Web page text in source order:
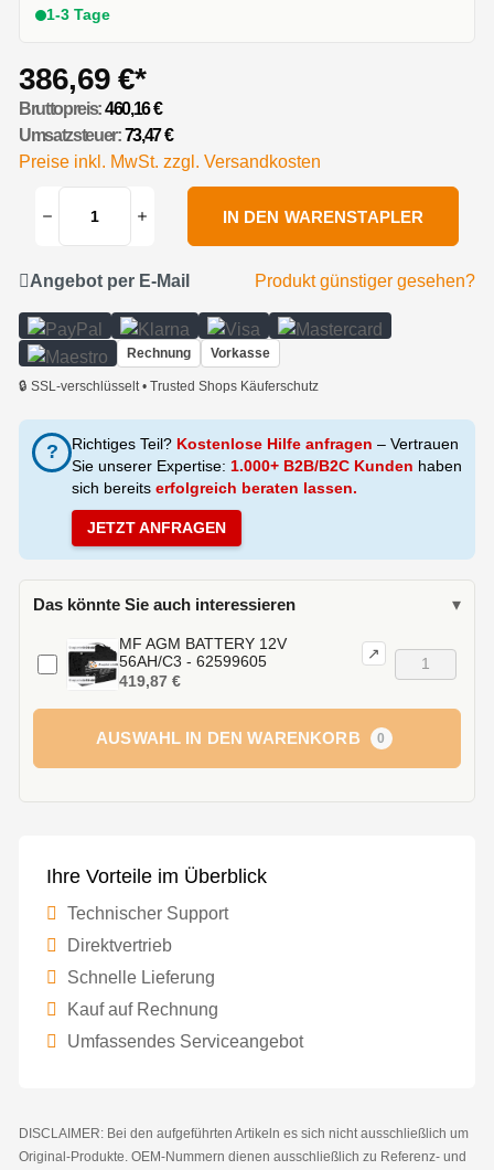
1-3 Tage
386,69 €*
Bruttopreis:460,16 €
Umsatzsteuer:73,47 €
Preise inkl. MwSt. zzgl. Versandkosten
IN DEN WARENSTAPLER
Angebot per E-Mail Produkt günstiger gesehen?
Rechnung Vorkasse
🔒 SSL-verschlüsselt • Trusted Shops Käuferschutz
? Richtiges Teil? Kostenlose Hilfe anfragen – Vertrauen
Sie unserer Expertise: 1.000+ B2B/B2C Kunden haben
sich bereits erfolgreich beraten lassen.
JETZT ANFRAGEN
Das könnte Sie auch interessieren ▾
MF AGM BATTERY 12V
56AH/C3 - 62599605
↗
419,87 €
AUSWAHL IN DEN WARENKORB 0
Ihre Vorteile im Überblick
Technischer Support
Direktvertrieb
Schnelle Lieferung
Kauf auf Rechnung
Umfassendes Serviceangebot
DISCLAIMER: Bei den aufgeführten Artikeln es sich nicht ausschließlich um
Original-Produkte. OEM-Nummern dienen ausschließlich zu Referenz- und